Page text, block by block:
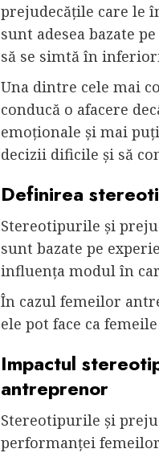
prejudecățile care le
sunt adesea bazate
să se simtă în
Una dintre cele mai
conducă o afacere
emoționale și mai
decizii dificile și să
Definirea
Stereotipurile și
sunt bazate pe
influența modul în
În cazul femeilor
ele pot face ca
Impactul
antreprenor
Stereotipurile și
performanței